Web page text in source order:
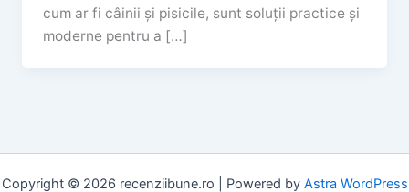
cum ar fi câinii și pisicile, sunt soluții practice și
moderne pentru a […]
Copyright © 2026 recenziibune.ro | Powered by Astra WordPress